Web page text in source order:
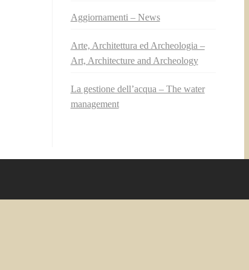
Aggiornamenti – News
Arte, Architettura ed Archeologia –
Art, Architecture and Archeology
La gestione dell’acqua – The water
management